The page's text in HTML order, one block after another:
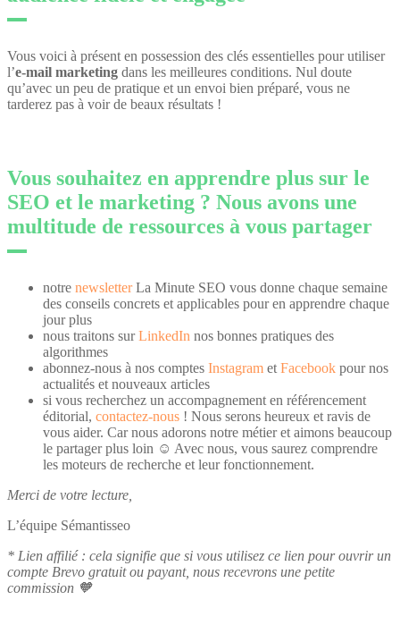
Vous voici à présent en possession des clés essentielles pour utiliser
l’e-mail marketing dans les meilleures conditions. Nul doute
qu’avec un peu de pratique et un envoi bien préparé, vous ne
tarderez pas à voir de beaux résultats !
Vous souhaitez en apprendre plus sur le
SEO et le marketing ? Nous avons une
multitude de ressources à vous partager
notre newsletterLa Minute SEO vous donne chaque semaine
des conseils concrets et applicables pour en apprendre chaque
jour plus
nous traitons surLinkedIn nos bonnes pratiques des
algorithmes
abonnez-nous à nos comptes Instagram et Facebook pour nos
actualités et nouveaux articles
si vous recherchez un accompagnement en référencement
éditorial, contactez-nous ! Nous serons heureux et ravis de
vous aider. Car nous adorons notre métier et aimons beaucoup
le partager plus loin ☺️ Avec nous, vous saurez comprendre
les moteurs de recherche et leur fonctionnement.
Merci de votre lecture,
L’équipe Sémantisseo
* Lien affilié : cela signifie que si vous utilisez ce lien pour ouvrir un
compte Brevo gratuit ou payant, nous recevrons une petite
commission 🧡